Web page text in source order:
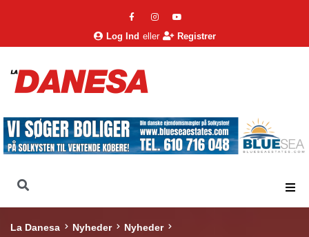
Log Ind eller Registrer
La Danesa Nyheder
Nyheder